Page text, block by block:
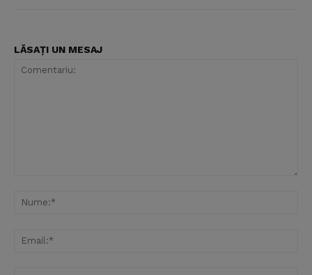
LĂSAȚI UN MESAJ